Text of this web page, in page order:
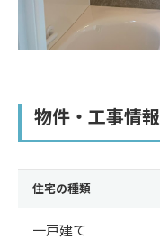
物件・工事情報
住宅の種類
一戸建て